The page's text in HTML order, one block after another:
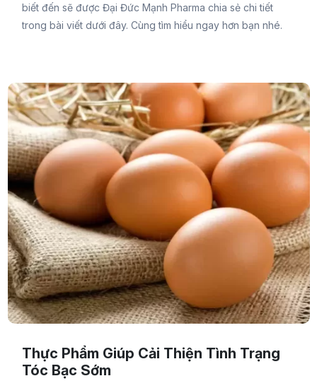
biết đến sẽ được Đại Đức Mạnh Pharma chia sẻ chi tiết
trong bài viết dưới đây. Cùng tìm hiểu ngay hơn bạn nhé.
Thực Phẩm Giúp Cải Thiện Tình Trạng
Tóc Bạc Sớm